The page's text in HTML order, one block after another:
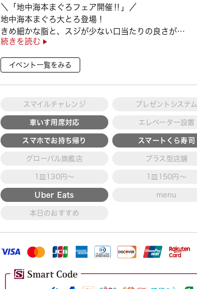
＼「地中海本まぐろフェア開催‼」／
地中海本まぐろ大とろ登場！
きめ細かな脂と、スジが少ない口当たりの良さが特
徴👀
さらに、鹿児島で育った高級魚【鹿児島県産活〆か
んぱち】など
続きを読む
イベント一覧をみる
スマイルチャレンジ プレゼントシステム
車いす用席対応 エレベーター設置
スマホでお持ち帰り スマートくら寿司
グローバル旗艦店 プラス型店舗
1皿130円～ 1皿150円～
Uber Eats menu
本日のおすすめ